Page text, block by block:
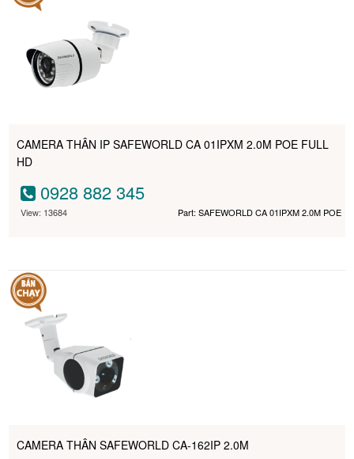
CAMERA THÂN IP SAFEWORLD CA 01IPXM 2.0M POE FULL
HD
0928 882 345
View: 13684 Part: SAFEWORLD CA 01IPXM 2.0M POE
CAMERA THÂN SAFEWORLD CA-162IP 2.0M